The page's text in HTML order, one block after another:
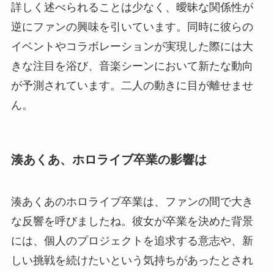
詳しく述べられることは少なく、曖昧な関係性が
逆にファンの興味を引いています。同時に彼らの
イベントやコラボレーションが実現した際には大
きな注目を浴び、音楽シーンにおいて新たな動向
が予測されています。二人の動きに目が離せませ
ん。
湊あくあ、ホロライブ卒業の影響は
湊あくあのホロライブ卒業は、ファンの間で大き
な反響を呼びましたね。彼女が卒業を決めた背景
には、個人のプロジェクトを追求する意志や、新
しい挑戦を続けたいという気持ちがあったとされ